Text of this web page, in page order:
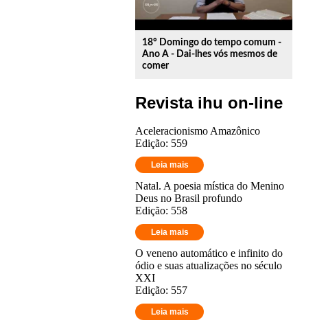
18º Domingo do tempo comum -
Ano A - Dai-lhes vós mesmos de
comer
Revista ihu on-line
Aceleracionismo Amazônico
Edição: 559
Leia mais
Natal. A poesia mística do Menino
Deus no Brasil profundo
Edição: 558
Leia mais
O veneno automático e infinito do
ódio e suas atualizações no século
XXI
Edição: 557
Leia mais